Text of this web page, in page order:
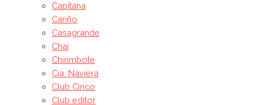
Capitana
Cariño
Casagrande
Chai
Chirimbote
Cía. Naviera
Club Cinco
Club editor